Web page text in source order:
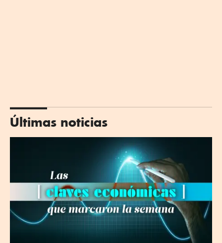
Últimas noticias